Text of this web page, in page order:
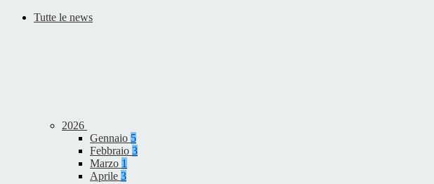
Tutte le news
2026
Gennaio 5
Febbraio 3
Marzo 1
Aprile 3